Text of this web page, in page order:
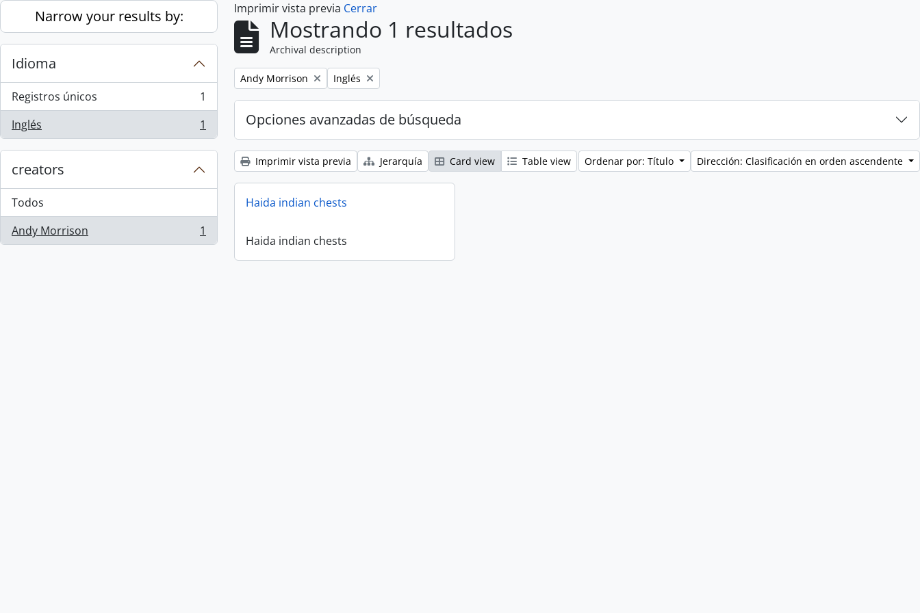
Skip to main content
Narrow your results by:
Idioma
Registros únicos
, 1 resultados
1
Inglés
, 1 resultados 1
creators
Todos
Andy Morrison
, 1 resultados 1
Imprimir vista previa Cerrar
Mostrando 1 resultados
Archival description
Remove filter:
Andy Morrison Remove filter:
Inglés
Opciones avanzadas de búsqueda
Imprimir vista previa Jerarquía Card view Table view Ordenar por: Título Dirección: Clasificación en orden ascendente
Haida indian chests
Haida indian chests